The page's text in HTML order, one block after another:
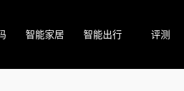
智能家居 智能出行 评测